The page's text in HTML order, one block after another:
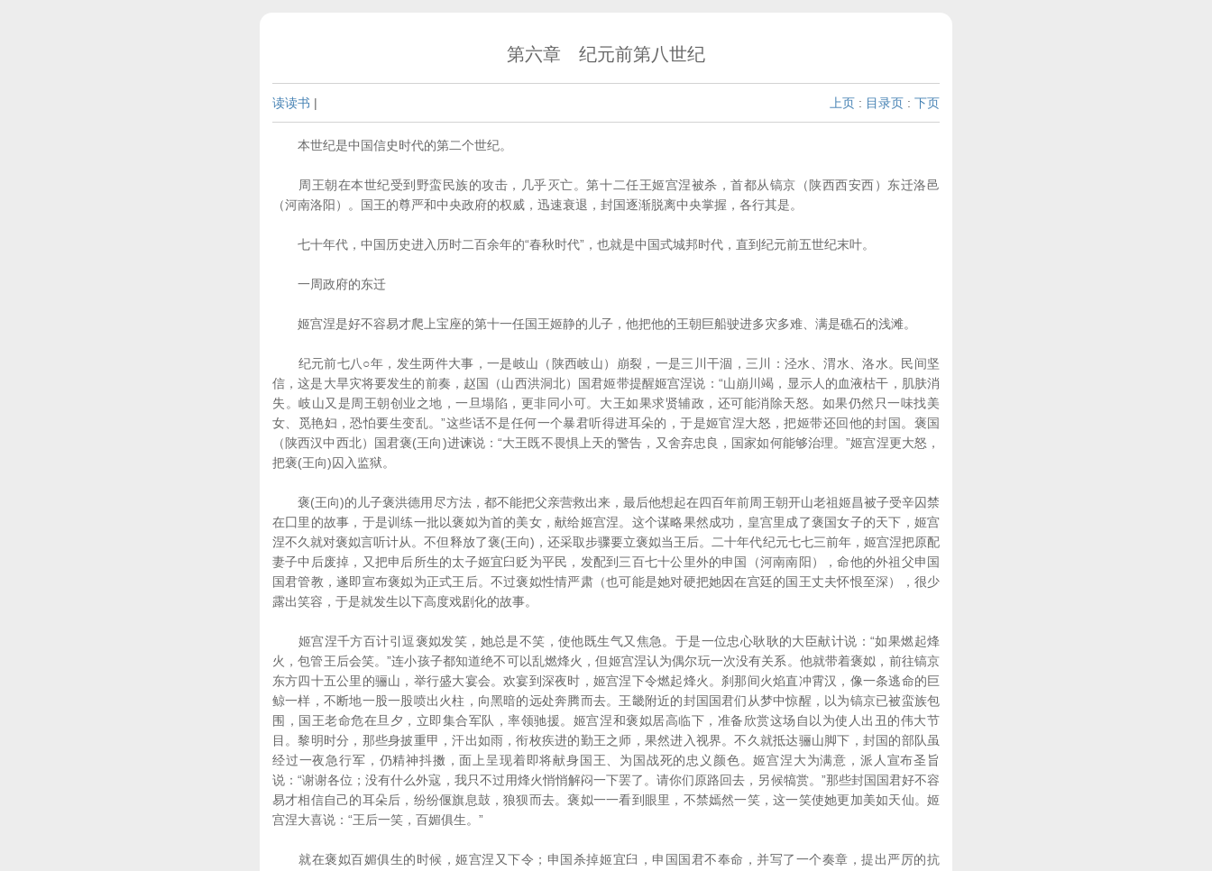
第六章 纪元前第八世纪
读读书 | 上页 : 目录页 : 下页
本世纪是中国信史时代的第二个世纪。
周王朝在本世纪受到野蛮民族的攻击，几乎灭亡。第十二任王姬宫涅被杀，首都从镐京（陕西西安西）东迁洛邑
（河南洛阳）。国王的尊严和中央政府的权威，迅速衰退，封国逐渐脱离中央掌握，各行其是。
七十年代，中国历史进入历时二百余年的“春秋时代”，也就是中国式城邦时代，直到纪元前五世纪末叶。
一周政府的东迁
姬宫涅是好不容易才爬上宝座的第十一任国王姬静的儿子，他把他的王朝巨船驶进多灾多难、满是礁石的浅滩。
纪元前七八○年，发生两件大事，一是岐山（陕西岐山）崩裂，一是三川干涸，三川：泾水、渭水、洛水。民间坚
信，这是大旱灾将要发生的前奏，赵国（山西洪洞北）国君姬带提醒姬宫涅说：“山崩川竭，显示人的血液枯干，肌肤消
失。岐山又是周王朝创业之地，一旦塌陷，更非同小可。大王如果求贤辅政，还可能消除天怒。如果仍然只一味找美
女、觅艳妇，恐怕要生变乱。”这些话不是任何一个暴君听得进耳朵的，于是姬官涅大怒，把姬带还回他的封国。褒国
（陕西汉中西北）国君褒(王向)进谏说：“大王既不畏惧上天的警告，又舍弃忠良，国家如何能够治理。”姬宫涅更大怒，
把褒(王向)囚入监狱。
褒(王向)的儿子褒洪德用尽方法，都不能把父亲营救出来，最后他想起在四百年前周王朝开山老祖姬昌被子受辛囚禁
在囗里的故事，于是训练一批以褒姒为首的美女，献给姬宫涅。这个谋略果然成功，皇宫里成了褒国女子的天下，姬宫
涅不久就对褒姒言听计从。不但释放了褒(王向)，还采取步骤要立褒姒当王后。二十年代纪元七七三前年，姬宫涅把原配
妻子中后废掉，又把申后所生的太子姬宜臼贬为平民，发配到三百七十公里外的申国（河南南阳），命他的外祖父申国
国君管教，遂即宣布褒姒为正式王后。不过褒姒性情严肃（也可能是她对硬把她因在宫廷的国王丈夫怀恨至深），很少
露出笑容，于是就发生以下高度戏剧化的故事。
姬宫涅千方百计引逗褒姒发笑，她总是不笑，使他既生气又焦急。于是一位忠心耿耿的大臣献计说：“如果燃起烽
火，包管王后会笑。”连小孩子都知道绝不可以乱燃烽火，但姬宫涅认为偶尔玩一次没有关系。他就带着褒姒，前往镐京
东方四十五公里的骊山，举行盛大宴会。欢宴到深夜时，姬宫涅下令燃起烽火。刹那间火焰直冲霄汉，像一条逃命的巨
鲸一样，不断地一股一股喷出火柱，向黑暗的远处奔腾而去。王畿附近的封国国君们从梦中惊醒，以为镐京已被蛮族包
围，国王老命危在旦夕，立即集合军队，率领驰援。姬宫涅和褒姒居高临下，准备欣赏这场自以为使人出丑的伟大节
目。黎明时分，那些身披重甲，汗出如雨，衔枚疾进的勤王之师，果然进入视界。不久就抵达骊山脚下，封国的部队虽
经过一夜急行军，仍精神抖擞，面上呈现着即将献身国王、为国战死的忠义颜色。姬宫涅大为满意，派人宣布圣旨
说：“谢谢各位；没有什么外寇，我只不过用烽火悄悄解闷一下罢了。请你们原路回去，另候犒赏。”那些封国国君好不容
易才相信自己的耳朵后，纷纷偃旗息鼓，狼狈而去。褒姒一一看到眼里，不禁嫣然一笑，这一笑使她更加美如天仙。姬
宫涅大喜说：“王后一笑，百媚俱生。”
就在褒姒百媚俱生的时候，姬宫涅又下令；申国杀掉姬宜臼，申国国君不奉命，并写了一个奏章，提出严厉的抗